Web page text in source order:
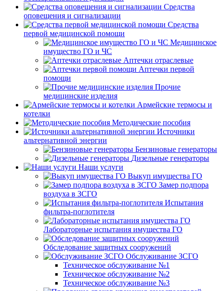
Средства
оповещения и сигнализации
Средства
первой медицинской помощи
Медицинское
имущество ГО и ЧС
Аптечки отраслевые
Аптечки первой
помощи
Прочие
медицинские изделия
Армейские термосы и
котелки
Методические пособия
Источники
альтернативной энергии
Бензиновые генераторы
Дизельные генераторы
Наши услуги
Выкуп имущества ГО
Замер подпора
воздуха в ЗСГО
Испытания
фильтра-поглотителя
Лабораторные испытания имущества ГО
Обследование защитных сооружений
Обслуживание ЗСГО
Техническое обслуживание №1
Техническое обслуживание №2
Техническое обслуживание №3